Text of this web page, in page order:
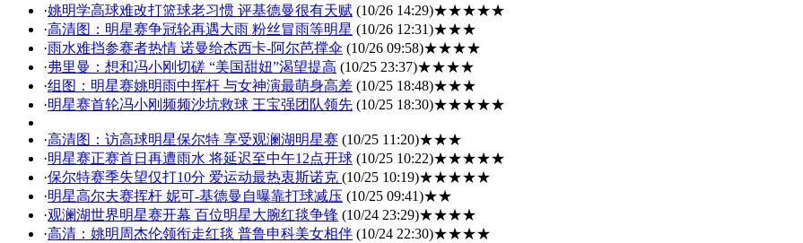
·姚明学高球难改打篮球老习惯 评基德曼很有天赋 (10/26 14:29)★★★★★
·高清图：明星赛争冠轮再遇大雨 粉丝冒雨等明星 (10/26 12:31)★★★
·雨水难挡参赛者热情 诺曼给杰西卡-阿尔芭撑伞 (10/26 09:58)★★★★
·弗里曼：想和冯小刚切磋 “美国甜妞”渴望提高 (10/25 23:37)★★★★
·组图：明星赛姚明雨中挥杆 与女神演最萌身高差 (10/25 18:48)★★★
·明星赛首轮冯小刚频频沙坑救球 王宝强团队领先 (10/25 18:30)★★★★★
·高清图：访高球明星保尔特 享受观澜湖明星赛 (10/25 11:20)★★★
·明星赛正赛首日再遭雨水 将延迟至中午12点开球 (10/25 10:22)★★★★★
·保尔特赛季失望仅打10分 爱运动最热衷斯诺克 (10/25 10:19)★★★★★
·明星高尔夫赛挥杆 妮可-基德曼自曝靠打球减压 (10/25 09:41)★★
·观澜湖世界明星赛开幕 百位明星大腕红毯争锋 (10/24 23:29)★★★★
·高清：姚明周杰伦领衔走红毯 普鲁申科美女相伴 (10/24 22:30)★★★★